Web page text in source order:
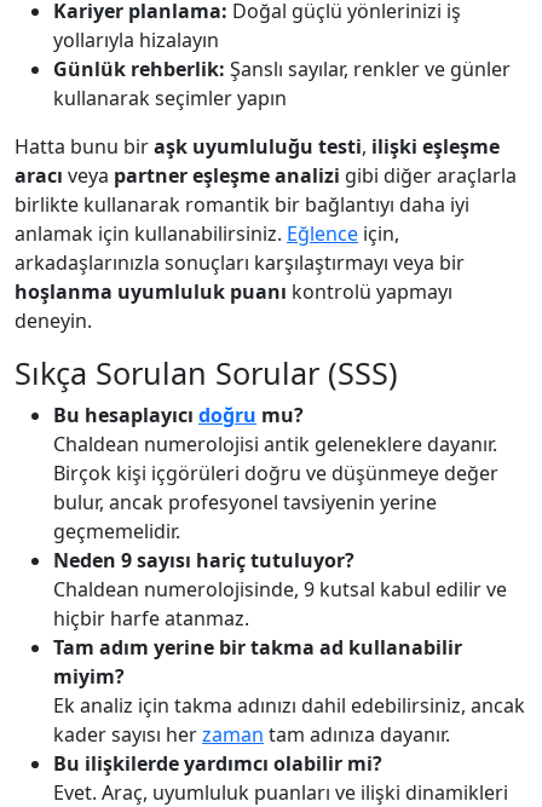
Kariyer planlama: Doğal güçlü yönlerinizi iş
yollarıyla hizalayın
Günlük rehberlik: Şanslı sayılar, renkler ve günler
kullanarak seçimler yapın
Hatta bunu biraşk uyumluluğu testi, ilişki eşleşme
aracı veya partner eşleşme analizi gibi diğer araçlarla
birlikte kullanarak romantik bir bağlantıyı daha iyi
anlamak için kullanabilirsiniz. Eğlence için,
arkadaşlarınızla sonuçları karşılaştırmayı veya bir
hoşlanma uyumluluk puanı kontrolü yapmayı
deneyin.
Sıkça Sorulan Sorular (SSS)
Bu hesaplayıcı doğru mu?
Chaldean numerolojisi antik geleneklere dayanır.
Birçok kişi içgörüleri doğru ve düşünmeye değer
bulur, ancak profesyonel tavsiyenin yerine
geçmemelidir.
Neden 9 sayısı hariç tutuluyor?
Chaldean numerolojisinde, 9 kutsal kabul edilir ve
hiçbir harfe atanmaz.
Tam adım yerine bir takma ad kullanabilir
miyim?
Ek analiz için takma adınızı dahil edebilirsiniz, ancak
kader sayısı herzaman tam adınıza dayanır.
Bu ilişkilerde yardımcı olabilir mi?
Evet. Araç, uyumluluk puanları ve ilişki dinamikleri